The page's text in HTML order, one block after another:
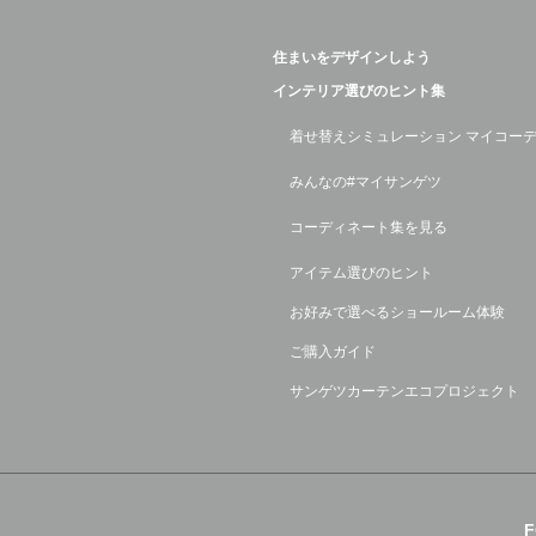
住まいをデザインしよう
インテリア選びのヒント集
着せ替えシミュレーション マイコー
みんなの#マイサンゲツ
コーディネート集を見る
アイテム選びのヒント
お好みで選べるショールーム体験
ご購入ガイド
サンゲツカーテンエコプロジェクト